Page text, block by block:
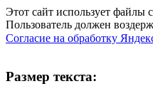
Этот сайт использует файлы
Пользователь должен
Согласие на обработку
Размер текста: